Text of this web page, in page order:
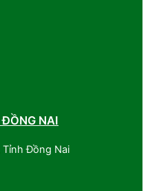
NAI
Tỉnh Đồng Nai